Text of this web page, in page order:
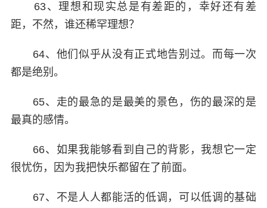
63、理想和现实总是有差距的，幸好还有差
距，不然，谁还稀罕理想？
64、他们似乎从没有正式地告别过。而每一次
都是绝别。
65、走的最急的是最美的景色，伤的最深的是
最真的感情。
66、如果我能够看到自己的背影，我想它一定
很忧伤，因为我把快乐都留在了前面。
67、不是人人都能活的低调，可以低调的基础